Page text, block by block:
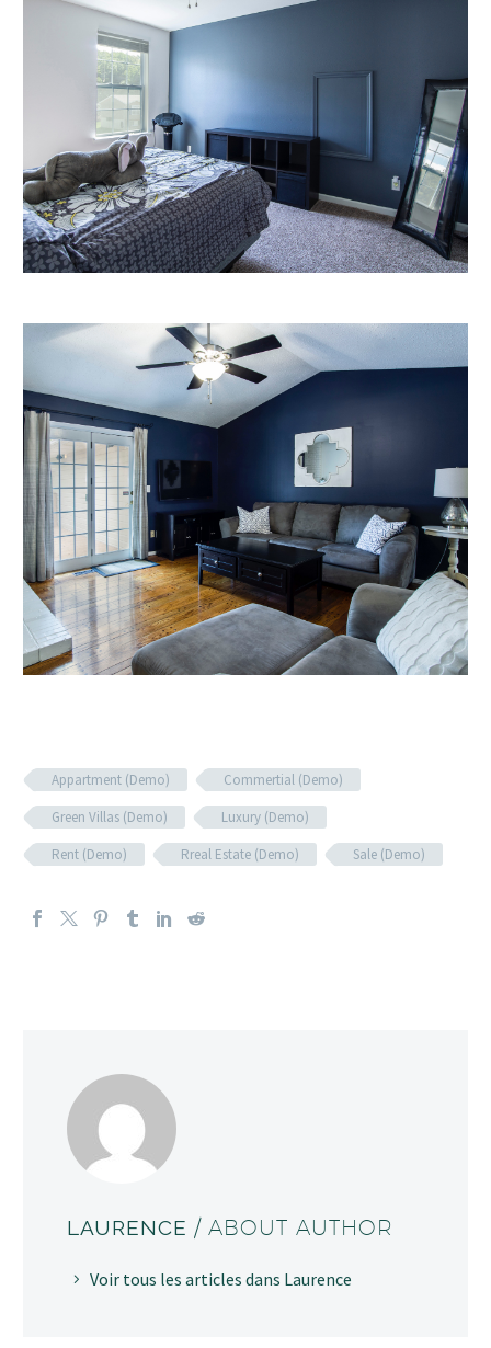
Appartment (Demo)
Commertial (Demo)
Green Villas (Demo)
Luxury (Demo)
Rent (Demo)
Rreal Estate (Demo) Sale (Demo)
LAURENCE / ABOUT AUTHOR
Voir tous les articles dans Laurence